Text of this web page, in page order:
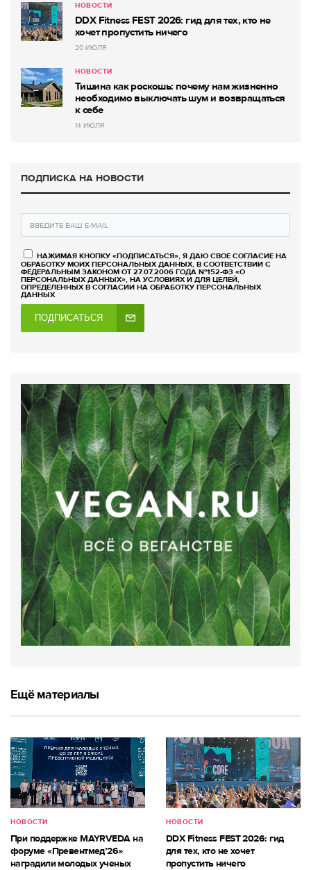
НОВОСТИ
DDX Fitness FEST 2026: гид для тех, кто не
хочет пропустить ничего
20 ИЮЛЯ
НОВОСТИ
Тишина как роскошь: почему нам жизненно
необходимо выключать шум и возвращаться
к себе
14 ИЮЛЯ
ПОДПИСКА НА НОВОСТИ
НАЖИМАЯ КНОПКУ «ПОДПИСАТЬСЯ», Я ДАЮ СВОЕ СОГЛАСИЕ НА
ОБРАБОТКУ МОИХ ПЕРСОНАЛЬНЫХ ДАННЫХ, В СООТВЕТСТВИИ С
ФЕДЕРАЛЬНЫМ ЗАКОНОМ ОТ 27.07.2006 ГОДА №152-ФЗ «О
ПЕРСОНАЛЬНЫХ ДАННЫХ», НА УСЛОВИЯХ И ДЛЯ ЦЕЛЕЙ,
ОПРЕДЕЛЕННЫХ В СОГЛАСИИ НА ОБРАБОТКУ ПЕРСОНАЛЬНЫХ
ДАННЫХ
ПОДПИСАТЬСЯ
Ещё материалы
НОВОСТИ
При поддержке MAYRVEDA на
форуме «Превентмед’26»
наградили молодых ученых
НОВОСТИ
DDX Fitness FEST 2026: гид
для тех, кто не хочет
пропустить ничего